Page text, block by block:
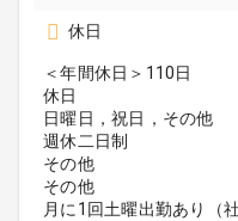
休日
＜年間休日＞110日
休日
日曜日，祝日，その他
週休二日制
その他
その他
月に1回土曜出勤あり（